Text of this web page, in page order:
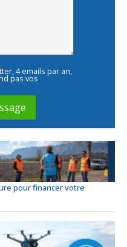
4 emails par an,
pas vos
pour financer votre